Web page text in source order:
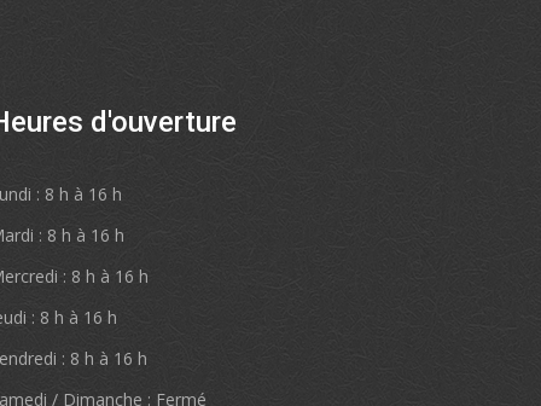
d'ouverture
: 8 h à 16 h
: 8 h à 16 h
: 8 h à 16 h
: 8 h à 16 h
: 8 h à 16 h
/ Dimanche : Fermé